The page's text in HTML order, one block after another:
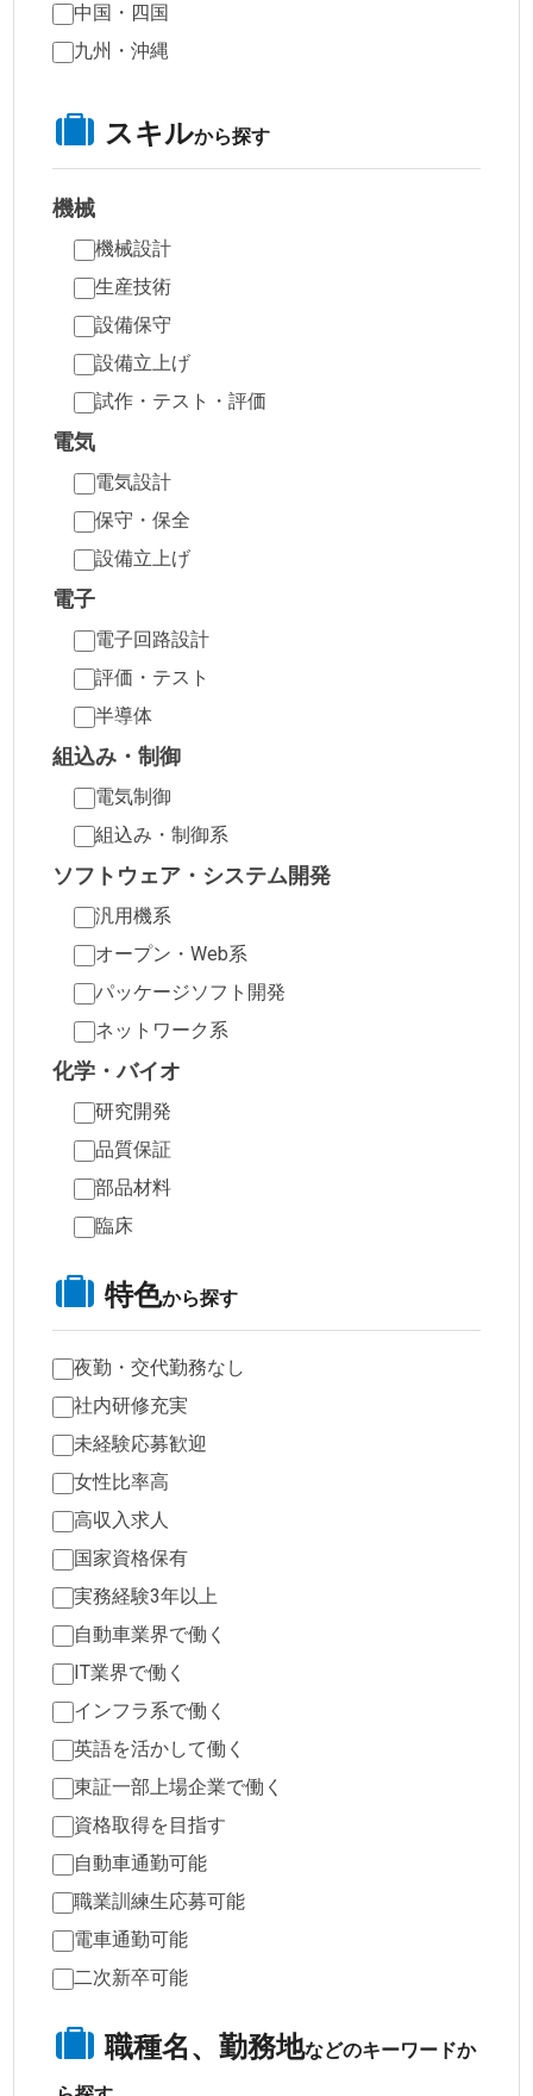
中国・四国
九州・沖縄
スキルから探す
機械
機械設計
生産技術
設備保守
設備立上げ
試作・テスト・評価
電気
電気設計
保守・保全
設備立上げ
電子
電子回路設計
評価・テスト
半導体
組込み・制御
電気制御
組込み・制御系
ソフトウェア・システム開発
汎用機系
オープン・Web系
パッケージソフト開発
ネットワーク系
化学・バイオ
研究開発
品質保証
部品材料
臨床
特色から探す
夜勤・交代勤務なし
社内研修充実
未経験応募歓迎
女性比率高
高収入求人
国家資格保有
実務経験3年以上
自動車業界で働く
IT業界で働く
インフラ系で働く
英語を活かして働く
東証一部上場企業で働く
資格取得を目指す
自動車通勤可能
職業訓練生応募可能
電車通勤可能
二次新卒可能
職種名、勤務地などのキーワードか